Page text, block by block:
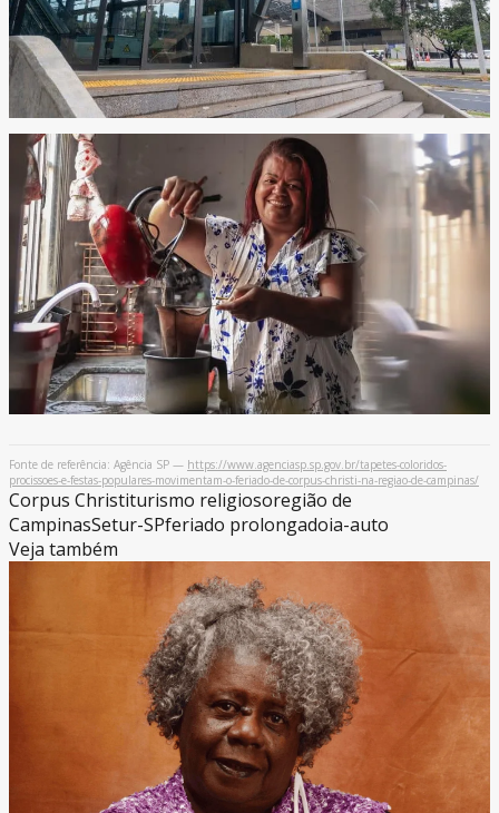
Fonte de referência: Agência SP — https://www.agenciasp.sp.gov.br/tapetes-coloridos-
procissoes-e-festas-populares-movimentam-o-feriado-de-corpus-christi-na-regiao-de-campinas/
Corpus Christiturismo religiosoregião de
CampinasSetur-SPferiado prolongadoia-auto
Veja também